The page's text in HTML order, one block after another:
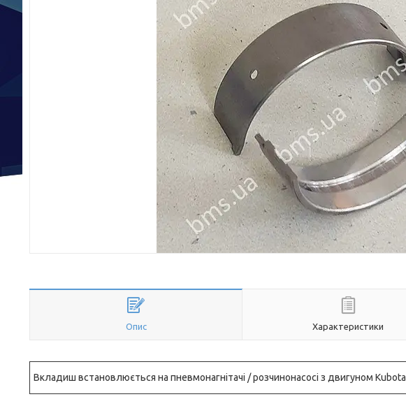
Опис Характеристики
Вкладиш встановлюється на пневмонагнітачі / розчинонасосі з двигуном Kubota